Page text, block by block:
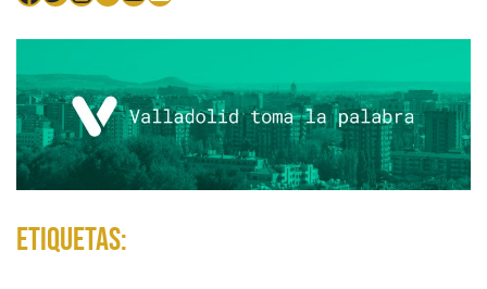
t
a
d
a
s
Etiquetas: